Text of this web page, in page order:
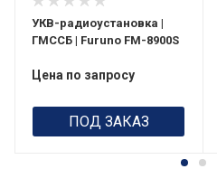
УКВ-радиоустановка |
ГМССБ | Furuno FM-8900S
Цена по запросу
ПОД ЗАКАЗ